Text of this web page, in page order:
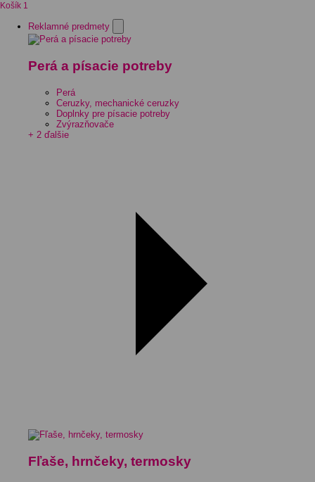
Košík 1
Reklamné predmety
Perá a písacie potreby
Perá
Ceruzky, mechanické ceruzky
Doplnky pre písacie potreby
Zvýrazňovače
+ 2 ďalšie
Fľaše, hrnčeky, termosky